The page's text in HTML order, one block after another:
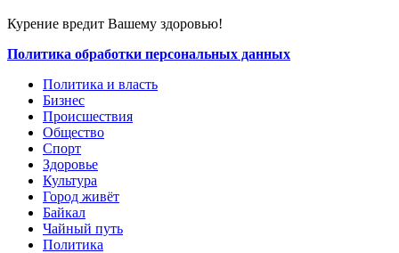
Курение вредит Вашему здоровью!
Политика обработки персональных данных
Политика и власть
Бизнес
Происшествия
Общество
Cпорт
Здоровье
Культура
Город живёт
Байкал
Чайный путь
Политика